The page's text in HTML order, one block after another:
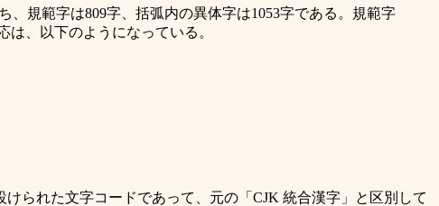
規範字は809字、括弧内の異体字は1053字である。規範字
は、以下のようになっている。
られた文字コードであって、元の「CJK 統合漢字」と区別して